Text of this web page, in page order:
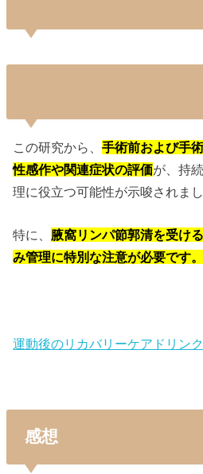
この研究から、手術前および手
性感作や関連症状の評価が、持
理に役立つ可能性が示唆されまし
特に、 腋窩リンパ節郭清を受け
み管理に特別な注意が必要です。
運動後のリカバリーケアドリン
感想